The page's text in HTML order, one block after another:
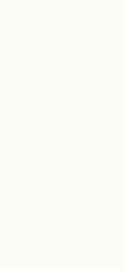
Kies,
met France